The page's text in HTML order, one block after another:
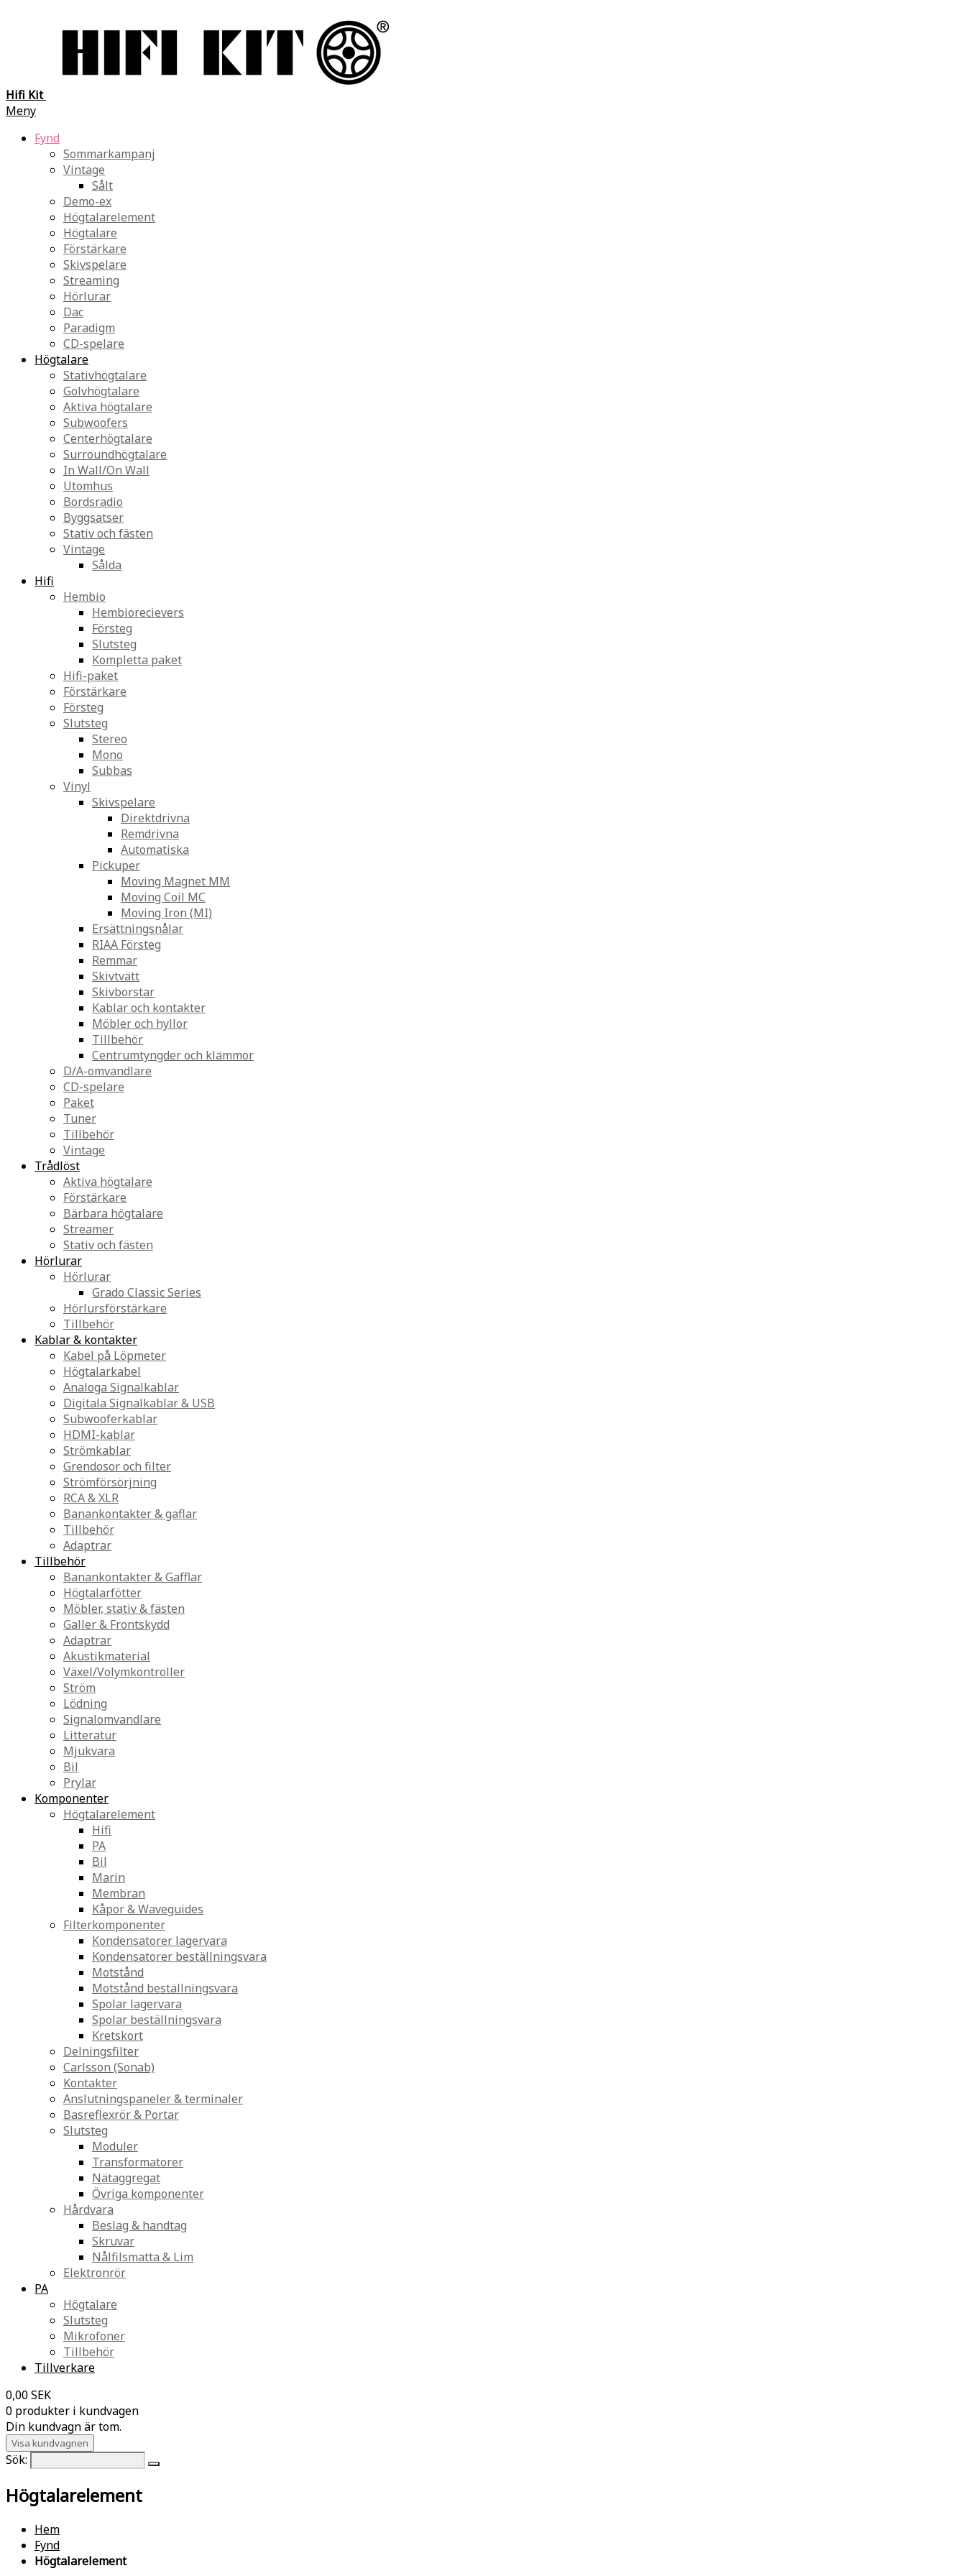
Hifi Kit
Meny
Fynd
Sommarkampanj
Vintage
Sålt
Demo-ex
Högtalarelement
Högtalare
Förstärkare
Skivspelare
Streaming
Hörlurar
Dac
Paradigm
CD-spelare
Högtalare
Stativhögtalare
Golvhögtalare
Aktiva högtalare
Subwoofers
Centerhögtalare
Surroundhögtalare
In Wall/On Wall
Utomhus
Bordsradio
Byggsatser
Stativ och fästen
Vintage
Sålda
Hifi
Hembio
Hembiorecievers
Försteg
Slutsteg
Kompletta paket
Hifi-paket
Förstärkare
Försteg
Slutsteg
Stereo
Mono
Subbas
Vinyl
Skivspelare
Direktdrivna
Remdrivna
Automatiska
Pickuper
Moving Magnet MM
Moving Coil MC
Moving Iron (MI)
Ersättningsnålar
RIAA Försteg
Remmar
Skivtvätt
Skivborstar
Kablar och kontakter
Möbler och hyllor
Tillbehör
Centrumtyngder och klämmor
D/A-omvandlare
CD-spelare
Paket
Tuner
Tillbehör
Vintage
Trådlöst
Aktiva högtalare
Förstärkare
Bärbara högtalare
Streamer
Stativ och fästen
Hörlurar
Hörlurar
Grado Classic Series
Hörlursförstärkare
Tillbehör
Kablar & kontakter
Kabel på Löpmeter
Högtalarkabel
Analoga Signalkablar
Digitala Signalkablar & USB
Subwooferkablar
HDMI-kablar
Strömkablar
Grendosor och filter
Strömförsörjning
RCA & XLR
Banankontakter & gaflar
Tillbehör
Adaptrar
Tillbehör
Banankontakter & Gafflar
Högtalarfötter
Möbler, stativ & fästen
Galler & Frontskydd
Adaptrar
Akustikmaterial
Växel/Volymkontroller
Ström
Lödning
Signalomvandlare
Litteratur
Mjukvara
Bil
Prylar
Komponenter
Högtalarelement
Hifi
PA
Bil
Marin
Membran
Kåpor & Waveguides
Filterkomponenter
Kondensatorer lagervara
Kondensatorer beställningsvara
Motstånd
Motstånd beställningsvara
Spolar lagervara
Spolar beställningsvara
Kretskort
Delningsfilter
Carlsson (Sonab)
Kontakter
Anslutningspaneler & terminaler
Basreflexrör & Portar
Slutsteg
Moduler
Transformatorer
Nätaggregat
Övriga komponenter
Hårdvara
Beslag & handtag
Skruvar
Nålfilsmatta & Lim
Elektronrör
PA
Högtalare
Slutsteg
Mikrofoner
Tillbehör
Tillverkare
0,00 SEK
0 produkter i kundvagen
Din kundvagn är tom.
Visa kundvagnen
Sök:
Högtalarelement
Hem
Fynd
Högtalarelement